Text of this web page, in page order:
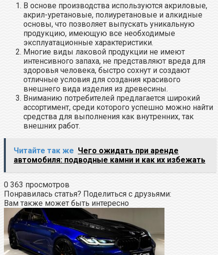
В основе производства используются акриловые,
акрил-уретановые, полиуретановые и алкидные
основы, что позволяет выпускать уникальную
продукцию, имеющую все необходимые
эксплуатационные характеристики.
Многие виды лаковой продукции не имеют
интенсивного запаха, не представляют вреда для
здоровья человека, быстро сохнут и создают
отличные условия для создания красивого
внешнего вида изделия из древесины.
Вниманию потребителей предлагается широкий
ассортимент, среди которого успешно можно найти
средства для выполнения как внутренних, так
внешних работ.
Читайте так же Чего ожидать при аренде
автомобиля: подводные камни и как их избежать
0 363 просмотров
Понравилась статья? Поделиться с друзьями:
Вам также может быть интересно